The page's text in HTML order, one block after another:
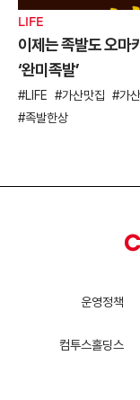
LIFE
이제는 족발도 오마
‘완미족발’
LIFE 가산맛집 가
족발한상
운영정책
컴투스홀딩스